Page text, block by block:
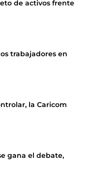
de activos frente
trabajadores en
la Caricom
gana el debate,